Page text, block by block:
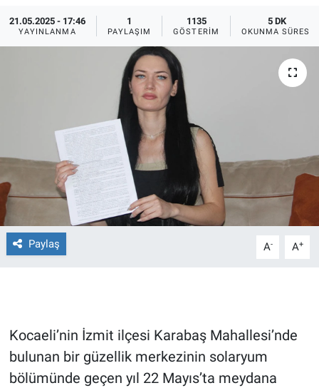
21.05.2025 - 17:46
YAYINLANMA
1
PAYLAŞIM
1135
GÖSTERIM
5 DK
OKUNMA SÜRESI
Paylaş A- A+
Kocaeli’nin İzmit ilçesi Karabaş Mahallesi’nde
bulunan bir güzellik merkezinin solaryum
bölümünde geçen yıl 22 Mayıs’ta meydana
Forum
Gerçeğin İzinde
Gün Başlıyor
Gün Bitiyor
Gün Ortası
Gündem Özel
İlan
Kimdir